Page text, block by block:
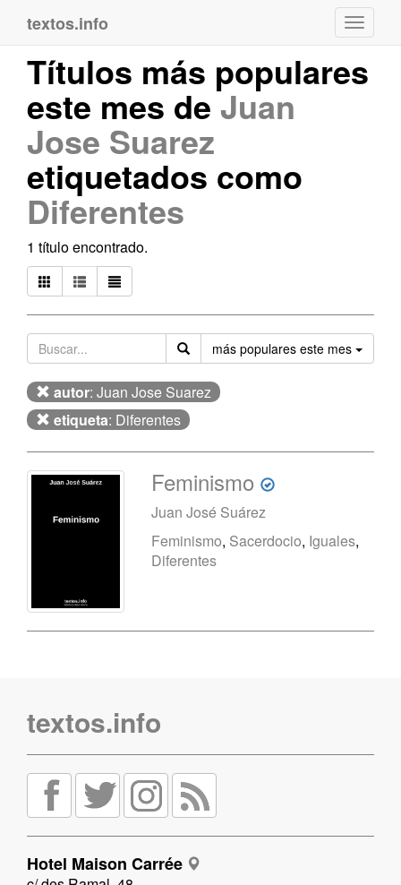
textos.info
Títulos más populares
este mes deJuan
Jose Suarez
etiquetados como
Diferentes
1 título encontrado.
más populares este mes
autor: Juan Jose Suarez
etiqueta: Diferentes
Feminismo
Juan José Suárez
Feminismo, Sacerdocio, Iguales,
Diferentes
textos.info
Hotel Maison Carrée